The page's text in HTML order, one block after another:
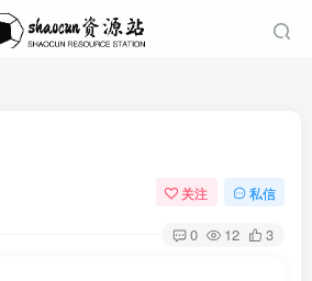
关注 私信
0 12 3